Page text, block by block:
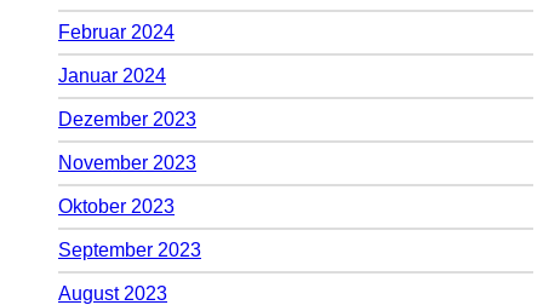
Februar 2024
Januar 2024
Dezember 2023
November 2023
Oktober 2023
September 2023
August 2023